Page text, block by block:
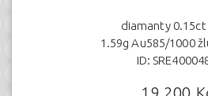
diamanty 0.15ct
1.59g Au585/1000
ID: